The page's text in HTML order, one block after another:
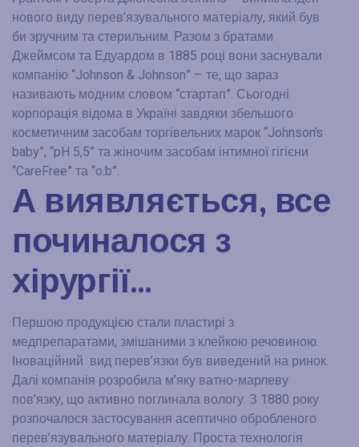
нового виду перев’язувального матеріалу, який був
би зручним та стерильним. Разом з братами
Джеймсом та Едуардом в 1885 році вони заснували
компанію “Johnson & Johnson” – те, що зараз
називають модним словом “стартап”. Сьогодні
корпорація відома в Україні завдяки збельшого
косметичним засобам торгівельних марок “Johnson’s
baby”, “pH 5,5” та жіночим засобам інтимної гігієни
“CareFree” та “o.b”.
А виявляється, все
починалося з
хірургії…
Першою продукцією стали пластирі з
медпрепаратами, змішаними з клейкою речовиною.
Іноваційний вид перев’язки був виведений на ринок.
Далі компанія розробила м’яку ватно-марлеву
пов’язку, що активно поглинала вологу. З 1880 року
розпочалося застосування асептично обробленого
перев’язувального матеріалу. Проста технологія